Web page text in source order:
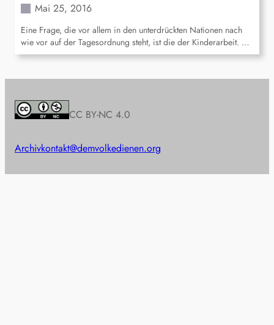
Mai 25, 2016
Eine Frage, die vor allem in den unterdrückten Nationen nach
wie vor auf der Tagesordnung steht, ist die der Kinderarbeit. …
CC BY-NC 4.0
Archivkontakt@demvolkedienen.org